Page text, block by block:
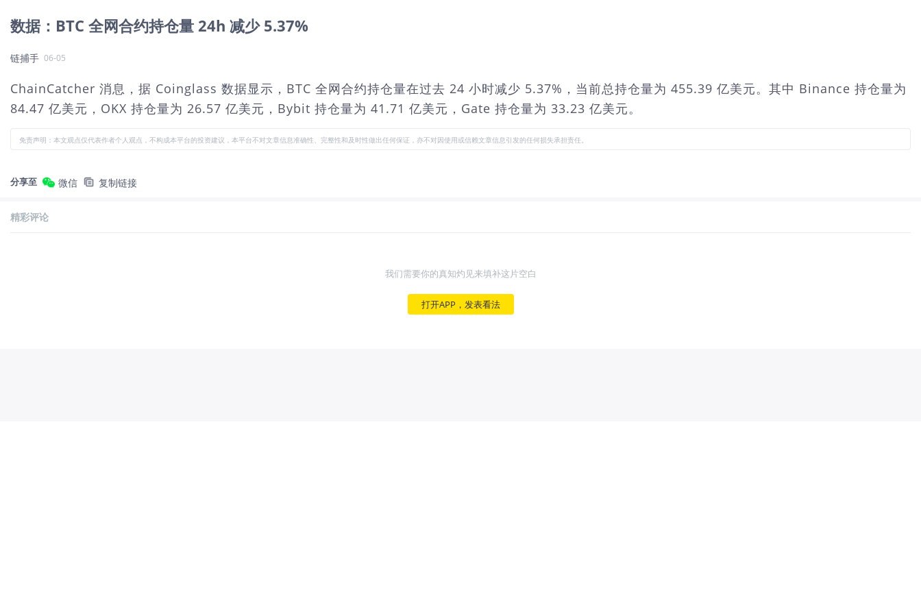
数据：BTC 全网合约持仓量 24h 减少 5.37%
链捕手 06-05
ChainCatcher 消息，据 Coinglass 数据显示，BTC 全网合约持仓量在过去 24 小时减少 5.37%，当前总持仓量为 455.39 亿美元。其中 Binance 持仓量为
84.47 亿美元，OKX 持仓量为 26.57 亿美元，Bybit 持仓量为 41.71 亿美元，Gate 持仓量为 33.23 亿美元。
免责声明：本文观点仅代表作者个人观点，不构成本平台的投资建议，本平台不对文章信息准确性、完整性和及时性做出任何保证，亦不对因使用或信赖文章信息引发的任何损失承担责任。
分享至 微信 复制链接
精彩评论
我们需要你的真知灼见来填补这片空白
打开APP，发表看法